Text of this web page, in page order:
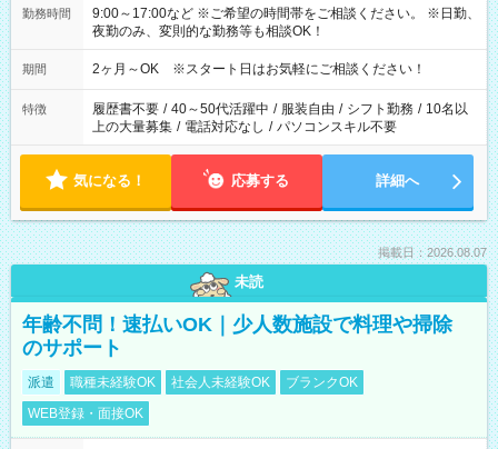
勤務時間
9:00～17:00など ※ご希望の時間帯をご相談ください。 ※日勤、
夜勤のみ、変則的な勤務等も相談OK！
期間 2ヶ月～OK ※スタート日はお気軽にご相談ください！
特徴 履歴書不要 / 40～50代活躍中 / 服装自由 / シフト勤務 / 10名以
上の大量募集 / 電話対応なし / パソコンスキル不要
気になる！ 応募する 詳細へ
掲載日：2026.08.07
未読
年齢不問！速払いOK｜少人数施設で料理や掃除
のサポート
派遣 職種未経験OK 社会人未経験OK
ブランクOK
WEB登録・面接OK